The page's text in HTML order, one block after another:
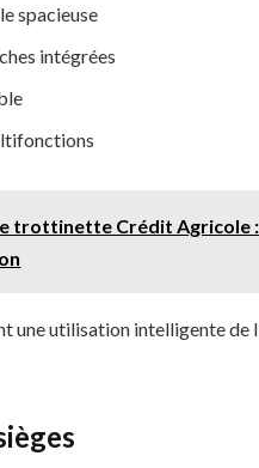
spacieuse
intégrées
trottinette Crédit Agricole
une utilisation intelligente de